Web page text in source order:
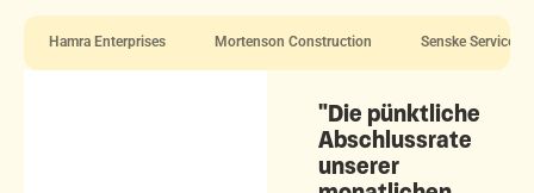
Hamra Enterprises Mortenson Construction Senske Services
"Die pünktliche
Abschlussrate
unserer